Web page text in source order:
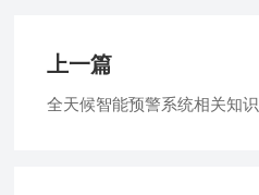
上一篇
全天候智能预警系统相关知识